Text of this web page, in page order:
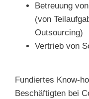
Betreuung
(von
Outsourcing)
Vertrieb von
Fundiertes Know-
Beschäftigten bei